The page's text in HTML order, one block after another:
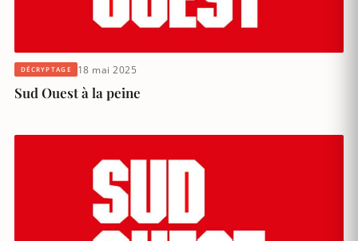
DÉCRYPTAGE 18 mai 2025
Sud Ouest à la peine